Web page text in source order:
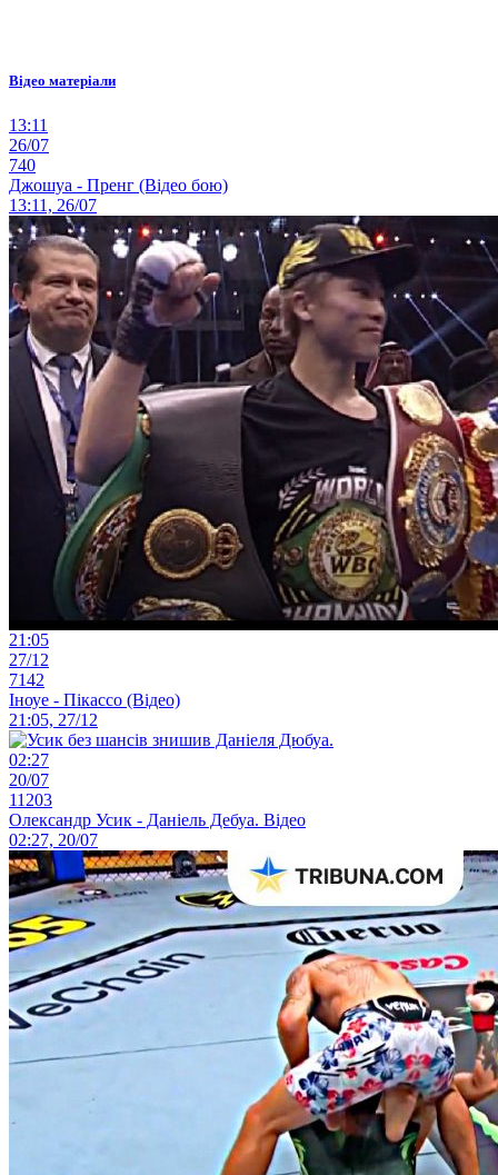
Відео матеріали
13:11
26/07
740
Джошуа - Пренг (Відео бою)
13:11, 26/07
21:05
27/12
7142
Іноуе - Пікассо (Відео)
21:05, 27/12
02:27
20/07
11203
Олександр Усик - Даніель Дебуа. Відео
02:27, 20/07